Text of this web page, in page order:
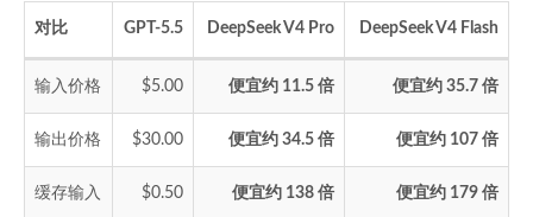
对比 GPT-5.5 DeepSeek V4 Pro DeepSeek V4 Flash
输入价格 $5.00 便宜约 11.5 倍 便宜约 35.7 倍
输出价格 $30.00 便宜约 34.5 倍 便宜约 107 倍
缓存输入 $0.50 便宜约 138 倍 便宜约 179 倍